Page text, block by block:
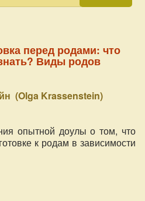
перед родами: что
Виды родов
(Olga Krassenstein)
опытной доулы о том, что
к родам в зависимости